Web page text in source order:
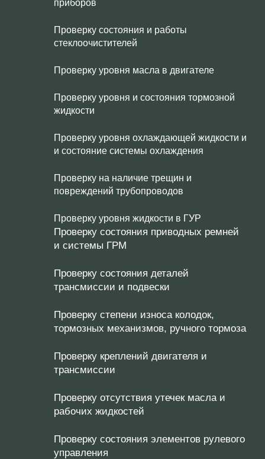
приборов
Проверку состояния и работы
стеклоочистителей
Проверку уровня масла в двигателе
Проверку уровня и состояния тормозной
жидкости
Проверку уровня охлаждающей жидкости и
и состояние системы охлаждения
Проверку на наличие трещин и
повреждений трубопроводов
Проверку уровня жидкости в ГУР
Проверку состояния приводных ремней
и системы ГРМ
Проверку состояния деталей
трансмиссии и подвески
Проверку степени износа колодок,
тормозных механизмов, ручного тормоза
Проверку креплений двигателя и
трансмиссии
Проверку отсутствия утечек масла и
рабочих жидкостей
Проверку состояния элементов рулевого
управления